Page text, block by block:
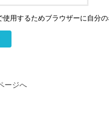
使用するためブラウザーに自分
ージへ